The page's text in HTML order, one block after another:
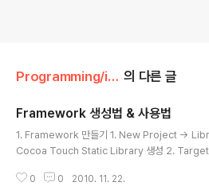
Programming/iOS - ObjC 의 다른 글
Framework 생성법 & 사용법
1. Framework 만들기 1. New Project ->
Cocoa Touch Static Library 생성 2.
et.. -> Cocoa -> Loadable Bundle생성 4.
0 0 2010. 11. 22.